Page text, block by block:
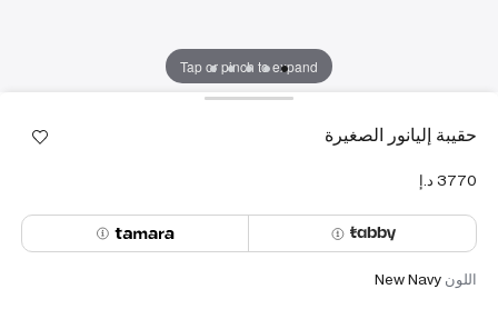
Tap or pinch to expand
حقيبة إليانور الصغيرة
اللون New Navy